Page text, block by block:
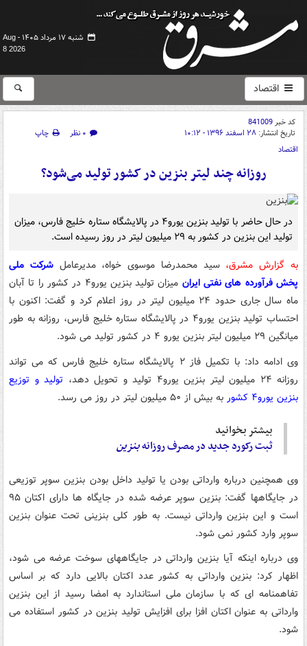
شنبه ۱۷ مرداد ۱۴۰۵ -
Aug
8 2026
اقتصاد
کد خبر841009
تاریخ انتشار: ۲۸ اسفند ۱۳۹۶ - ۱۰:۱۲ ۰ نظر
چاپ
اقتصاد
روزانه چند لیتر بنزین در کشور تولید می‌شود؟
در حال حاضر با تولید بنزین یورو۴ در پالایشگاه ستاره خلیج فارس، میزان
تولید این بنزین در کشور به ۲۹ میلیون لیتر در روز رسیده است.
به گزارش مشرق،سید محمدرضا موسوی خواه، مدیرعاملشرکت ملی
پخش فرآورده های نفتی ایران
میزان تولید بنزین یورو۴ در کشور را تا آبان
ماه سال جاری حدود ۲۴ میلیون لیتر در روز اعلام کرد و گفت: اکنون با
احتساب تولید بنزین یورو۴ در پالایشگاه ستاره خلیج فارس، روزانه به طور
میانگین ۲۹ میلیون لیتر بنزین یورو ۴ در کشور تولید می شود.
وی ادامه داد: با تکمیل فاز ۲ پالایشگاه ستاره خلیج فارس که می تواند
روزانه ۲۴ میلیون لیتر بنزین یورو۴ تولید و تحویل دهد،
تولید و توزیع
بنزین یورو۴ کشور
به بیش از ۵۰ میلیون لیتر در روز می رسد.
بیشتر بخوانید
ثبت رکورد جدید در مصرف روزانهبنزین
وی همچنین درباره وارداتی بودن یا تولید داخل بودن بنزین سوپر توزیعی
در جایگاهها گفت: بنزین سوپر عرضه شده در جایگاه ها دارای اکتان ۹۵
است و این بنزین وارداتی نیست. به طور کلی بنزینی تحت عنوان بنزین
سوپر وارد کشور نمی شود.
وی درباره اینکه آیا بنزین وارداتی در جایگاههای سوخت عرضه می شود،
اظهار کرد: بنزین وارداتی به کشور عدد اکتان بالایی دارد که بر اساس
تفاهمنامه ای که با سازمان ملی استاندارد به امضا رسید از این بنزین
وارداتی به عنوان اکتان افزا برای افزایش تولید بنزین در کشور استفاده می
شود.